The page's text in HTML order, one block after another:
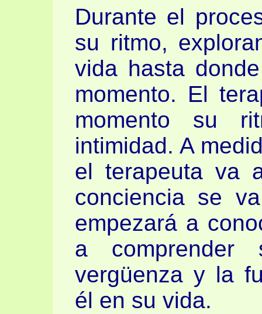
Durante el
su ritmo,
vida hasta
momento. El
momento su
intimidad. A
el terapeuta va
conciencia se
empezará a
a comprender
vergüenza y la
él en su vida.